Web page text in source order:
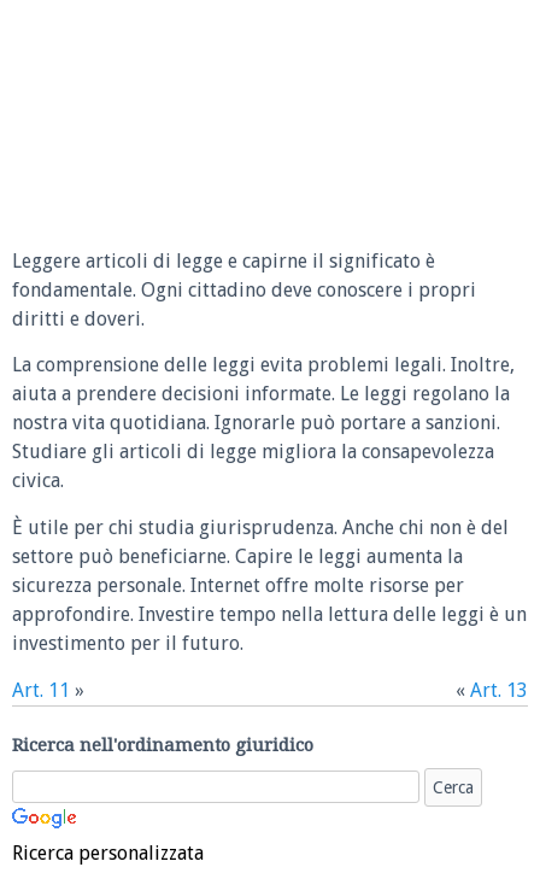
Leggere articoli di legge e capirne il significato è
fondamentale. Ogni cittadino deve conoscere i propri
diritti e doveri.
La comprensione delle leggi evita problemi legali. Inoltre,
aiuta a prendere decisioni informate. Le leggi regolano la
nostra vita quotidiana. Ignorarle può portare a sanzioni.
Studiare gli articoli di legge migliora la consapevolezza
civica.
È utile per chi studia giurisprudenza. Anche chi non è del
settore può beneficiarne. Capire le leggi aumenta la
sicurezza personale. Internet offre molte risorse per
approfondire. Investire tempo nella lettura delle leggi è un
investimento per il futuro.
Art. 11 » « Art. 13
Ricerca nell'ordinamento giuridico
Ricerca personalizzata